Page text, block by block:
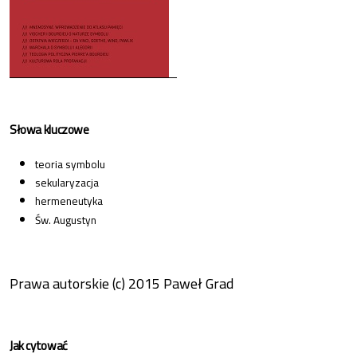
Słowa kluczowe
teoria symbolu
sekularyzacja
hermeneutyka
Św. Augustyn
Prawa autorskie (c) 2015 Paweł Grad
Jak cytować